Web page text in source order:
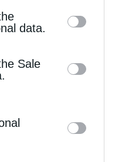
on the IAB’s list
This
by us to
List of
data.
Sale
άρθρο
περιουσία
ιερείς να ζητούν από
μάσκα